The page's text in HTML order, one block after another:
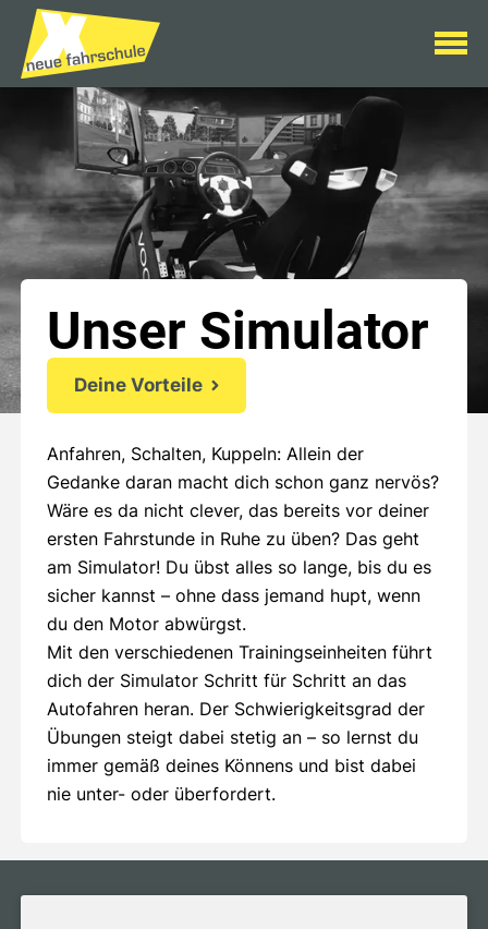
Unser Simulator
Deine Vorteile
Anfahren, Schalten, Kuppeln: Allein der
Gedanke daran macht dich schon ganz nervös?
Wäre es da nicht clever, das bereits vor deiner
ersten Fahrstunde in Ruhe zu üben? Das geht
am Simulator! Du übst alles so lange, bis du es
sicher kannst – ohne dass jemand hupt, wenn
du den Motor abwürgst.
Mit den verschiedenen Trainingseinheiten führt
dich der Simulator Schritt für Schritt an das
Autofahren heran. Der Schwierigkeitsgrad der
Übungen steigt dabei stetig an – so lernst du
immer gemäß deines Könnens und bist dabei
nie unter- oder überfordert.